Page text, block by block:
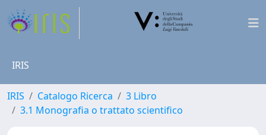
IRIS
IRIS Catalogo Ricerca
3 Libro
3.1 Monografia o trattato scientifico